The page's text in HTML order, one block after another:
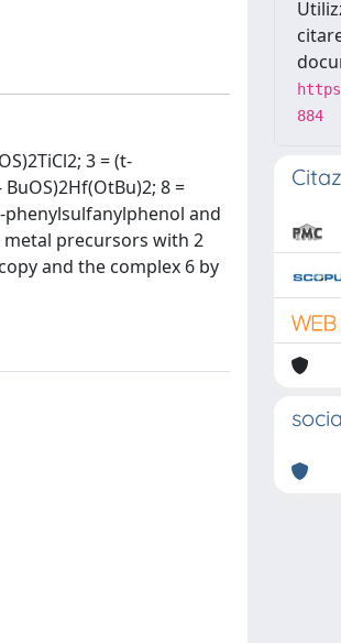
3 = (t-
BuOS)2Hf(OtBu)2; 8 =
and
metal precursors with 2
and the complex 6 by
884